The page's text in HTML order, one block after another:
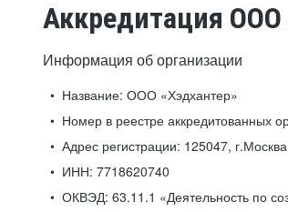
Аккредитация ООО
Информация об организации
Название: ООО «Хэдхантер»
Номер в реестре аккредитованных
Адрес регистрации: 125047,
ИНН: 7718620740
ОКВЭД: 63.11.1 «Деятельность по